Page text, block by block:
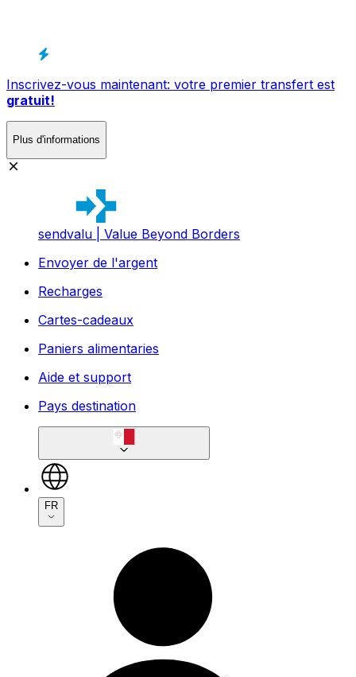
Inscrivez-vous maintenant: votre premier transfert est
gratuit!
Plus d'informations
sendvalu | Value Beyond Borders
Envoyer de l'argent
Recharges
Cartes-cadeaux
Paniers alimentaries
Aide et support
Pays destination
FR